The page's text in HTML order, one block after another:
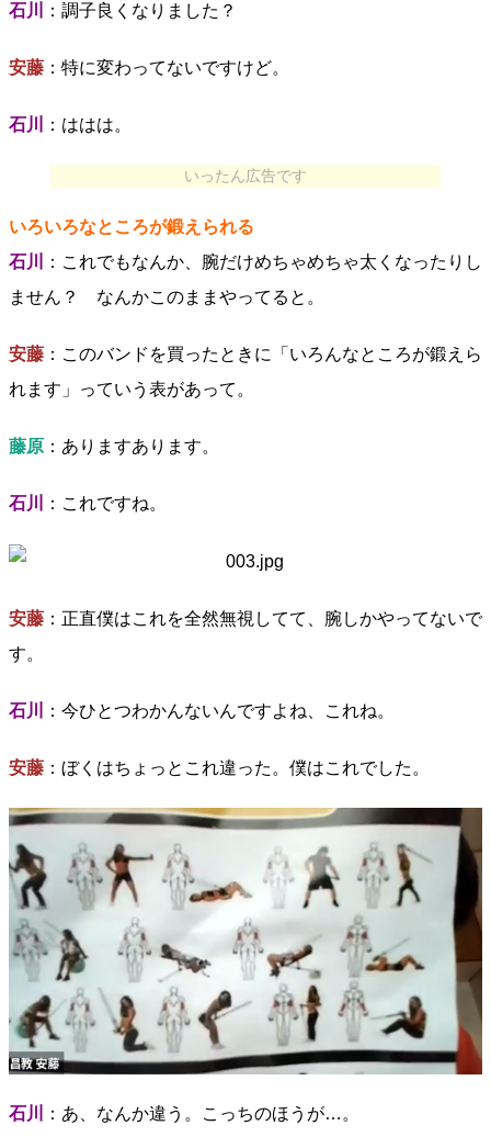
石川 ：調子良くなりました？
安藤 ：特に変わってないですけど。
石川 ：ははは。
いったん広告です
いろいろなところが鍛えられる
石川
：これでもなんか、腕だけめちゃめちゃ太くなったりし
ません？ なんかこのままやってると。
安藤 ：このバンドを買ったときに「いろんなところが鍛えら
れます」っていう表があって。
藤原 ：ありますあります。
石川 ：これですね。
安藤 ：正直僕はこれを全然無視してて、腕しかやってないで
す。
石川 ：今ひとつわかんないんですよね、これね。
安藤 ：ぼくはちょっとこれ違った。僕はこれでした。
石川 ：あ、なんか違う。こっちのほうが…。